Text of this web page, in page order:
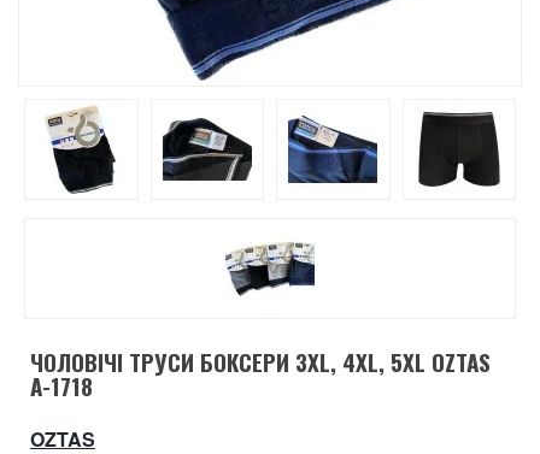
ЧОЛОВІЧІ ТРУСИ БОКСЕРИ 3XL, 4XL, 5XL OZTAS
A-1718
OZTAS